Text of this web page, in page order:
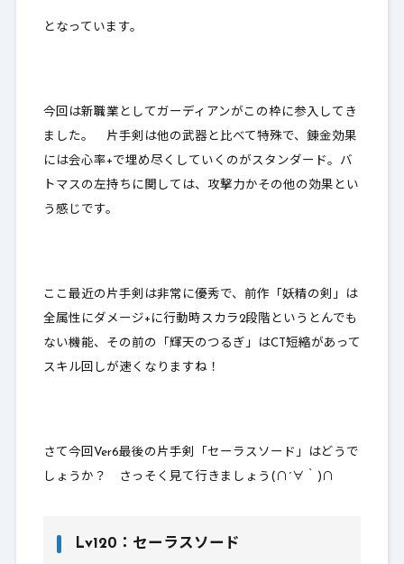
となっています。
今回は新職業としてガーディアンがこの枠に参入してき
ました。 片手剣は他の武器と比べて特殊で、錬金効果
には会心率+で埋め尽くしていくのがスタンダード。バ
トマスの左持ちに関しては、攻撃力かその他の効果とい
う感じです。
ここ最近の片手剣は非常に優秀で、前作「妖精の剣」は
全属性にダメージ+に行動時スカラ2段階というとんでも
ない機能、その前の「輝天のつるぎ」はCT短縮があって
スキル回しが速くなりますね！
さて今回Ver6最後の片手剣「セーラスソード」はどうで
しょうか？ さっそく見て行きましょう(∩´∀｀)∩
Lv120：セーラスソード